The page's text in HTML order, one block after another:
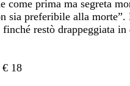
come prima ma segreta
sia preferibile alla
finché restò drappeggiata in
18